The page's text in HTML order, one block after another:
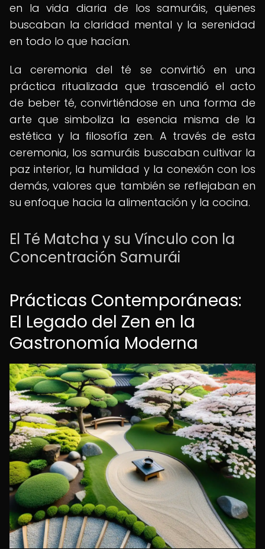
en la vida diaria de los samuráis, quienes
buscaban la claridad mental y la serenidad
en todo lo que hacían.
La ceremonia del té se convirtió en una
práctica ritualizada que trascendió el acto
de beber té, convirtiéndose en una forma de
arte que simboliza la esencia misma de la
estética y la filosofía zen. A través de esta
ceremonia, los samuráis buscaban cultivar la
paz interior, la humildad y la conexión con los
demás, valores que también se reflejaban en
su enfoque hacia la alimentación y la cocina.
El Té Matcha y su Vínculo con la
Concentración Samurái
Prácticas Contemporáneas:
El Legado del Zen en la
Gastronomía Moderna